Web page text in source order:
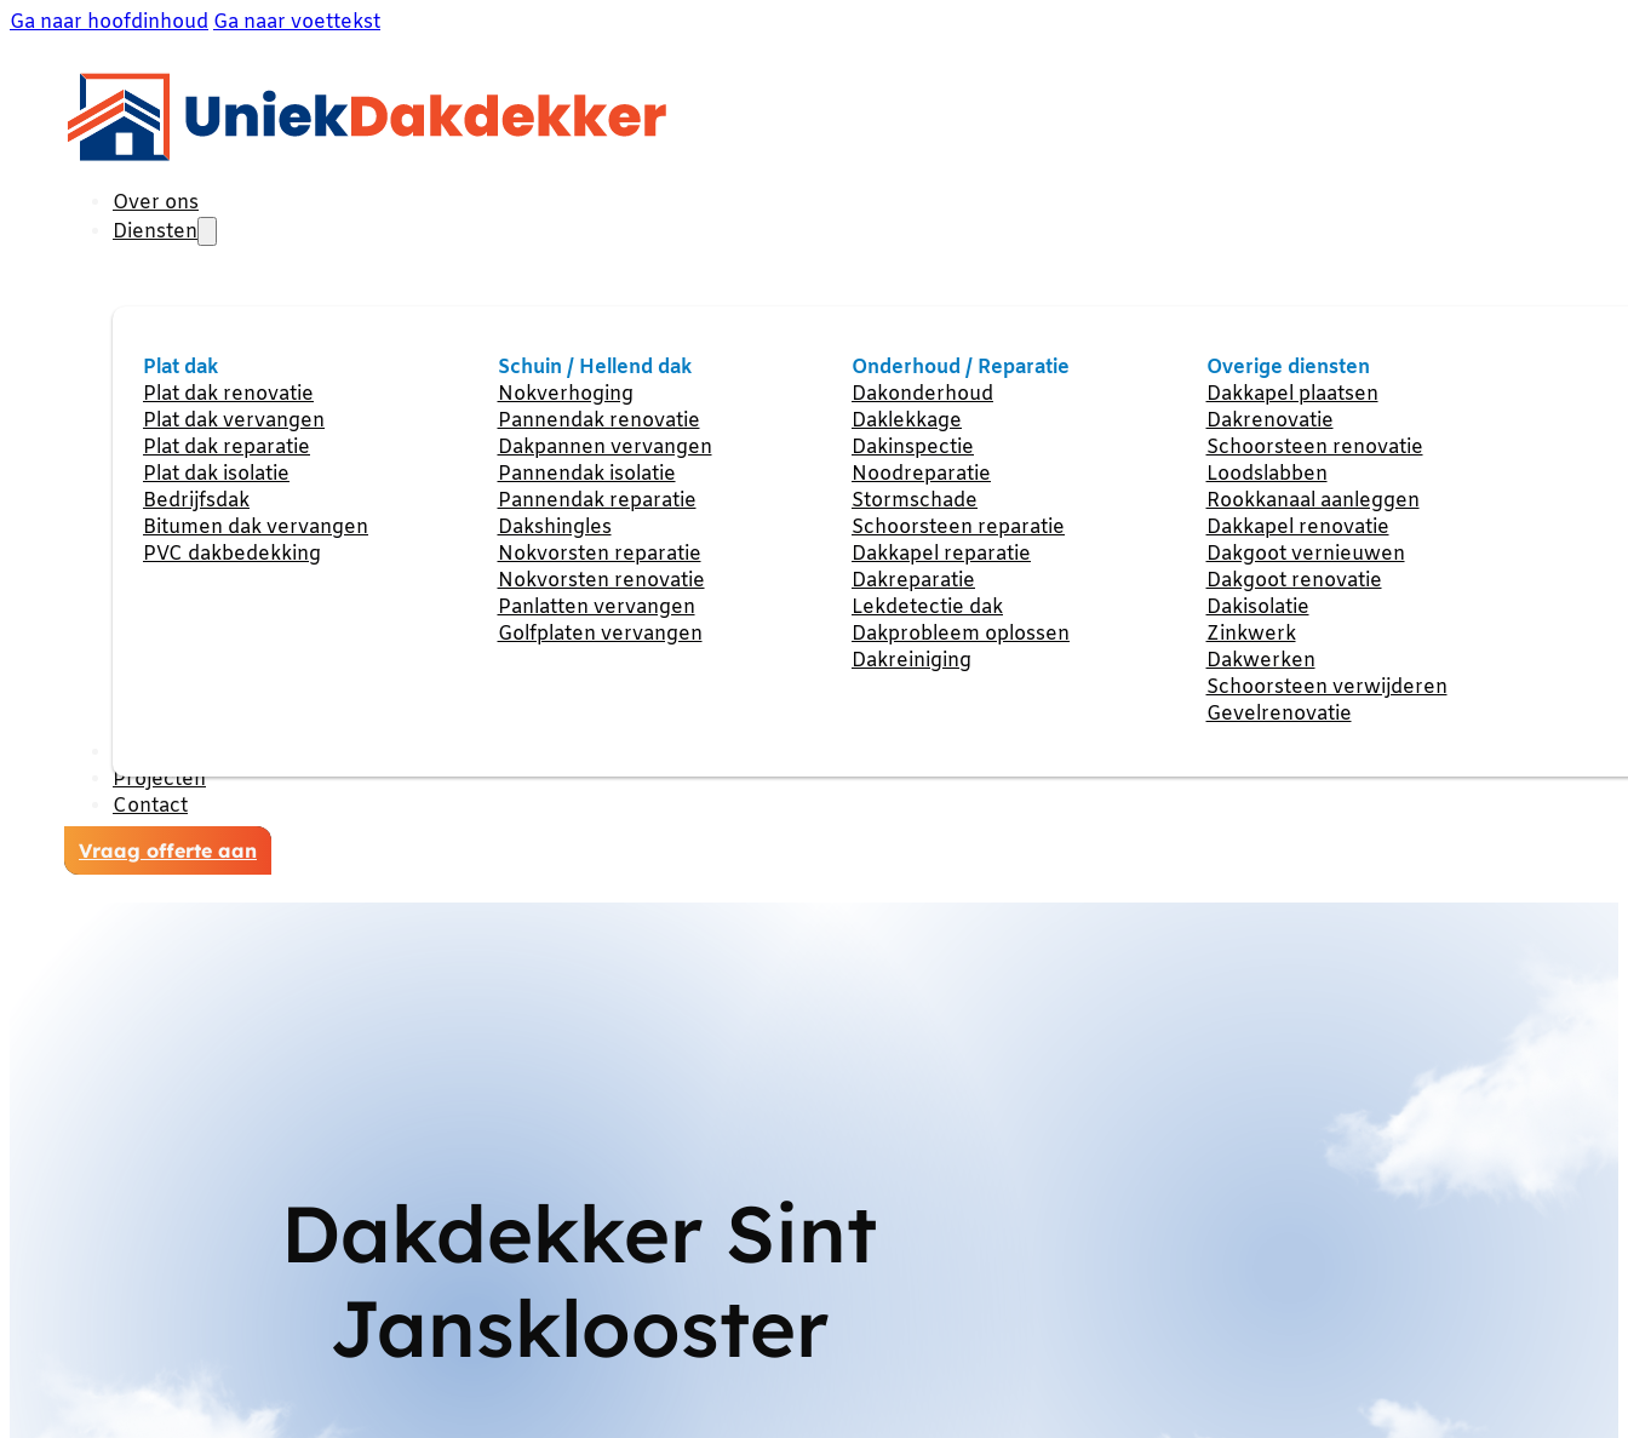
Ga naar hoofdinhoud Ga naar voettekst
Over ons
Diensten
Plat dak
Plat dak renovatie
Plat dak vervangen
Plat dak reparatie
Plat dak isolatie
Bedrijfsdak
Bitumen dak vervangen
PVC dakbedekking
Schuin / Hellend dak
Nokverhoging
Pannendak renovatie
Dakpannen vervangen
Pannendak isolatie
Pannendak reparatie
Dakshingles
Nokvorsten reparatie
Nokvorsten renovatie
Panlatten vervangen
Golfplaten vervangen
Onderhoud / Reparatie
Dakonderhoud
Daklekkage
Dakinspectie
Noodreparatie
Stormschade
Schoorsteen reparatie
Dakkapel reparatie
Dakreparatie
Lekdetectie dak
Dakprobleem oplossen
Dakreiniging
Overige diensten
Dakkapel plaatsen
Dakrenovatie
Schoorsteen renovatie
Loodslabben
Rookkanaal aanleggen
Dakkapel renovatie
Dakgoot vernieuwen
Dakgoot renovatie
Dakisolatie
Zinkwerk
Dakwerken
Schoorsteen verwijderen
Gevelrenovatie
Projecten
Contact
Vraag offerte aan
Dakdekker Sint
Jansklooster